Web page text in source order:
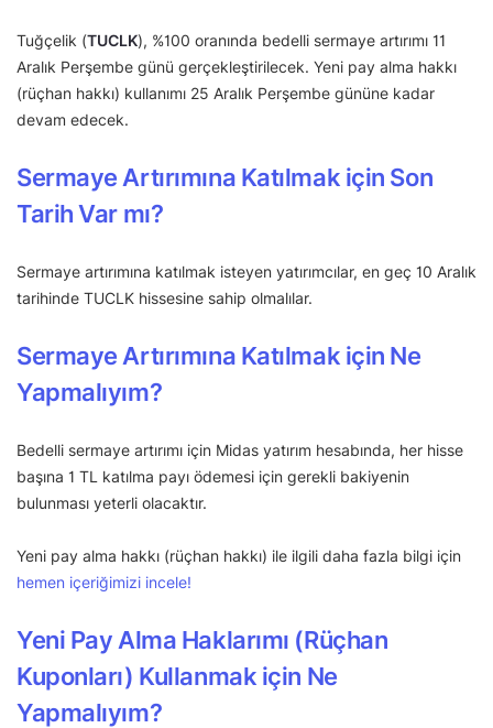
Tuğçelik (TUCLK), %100 oranında bedelli sermaye artırımı 11
Aralık Perşembe günü gerçekleştirilecek. Yeni pay alma hakkı
(rüçhan hakkı) kullanımı 25 Aralık Perşembe gününe kadar
devam edecek.
Sermaye Artırımına Katılmak için Son
Tarih Var mı?
Sermaye artırımına katılmak isteyen yatırımcılar, en geç 10 Aralık
tarihinde TUCLK hissesine sahip olmalılar.
Sermaye Artırımına Katılmak için Ne
Yapmalıyım?
Bedelli sermaye artırımı için Midas yatırım hesabında, her hisse
başına 1 TL katılma payı ödemesi için gerekli bakiyenin
bulunması yeterli olacaktır.
Yeni pay alma hakkı (rüçhan hakkı) ile ilgili daha fazla bilgi için
hemen içeriğimizi incele!
Yeni Pay Alma Haklarımı (Rüçhan
Kuponları) Kullanmak için Ne
Yapmalıyım?